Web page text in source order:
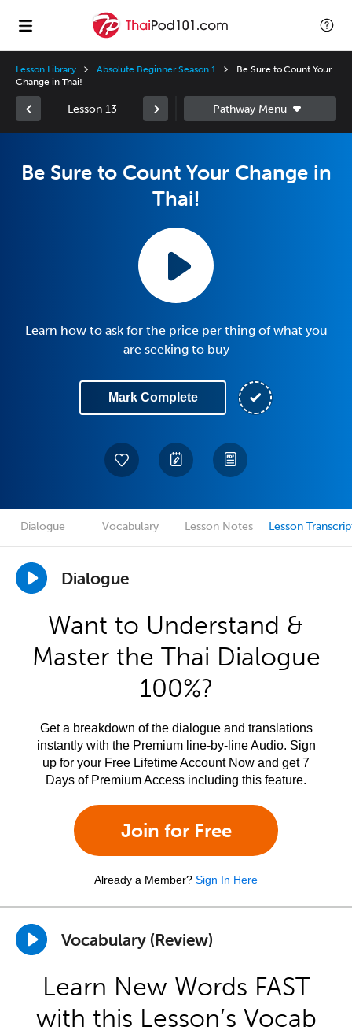
Lesson Library Absolute Beginner Season 1
Be Sure to Count Your
Change in Thai!
Lesson 13
Be Sure to Count Your Change in
Thai!
Learn how to ask for the price per thing of what you
are seeking to buy
Mark Complete
Dialogue Vocabulary Lesson Notes Lesson
Dialogue
Want to Understand &
Master the Thai Dialogue
100%?
Get a breakdown of the dialogue and translations
instantly with the Premium line-by-line Audio. Sign
up for your Free Lifetime Account Now and get 7
Days of Premium Access including this feature.
Join for Free
Already a Member? Sign In Here
Vocabulary (Review)
Learn New Words FAST
with this Lesson’s Vocab